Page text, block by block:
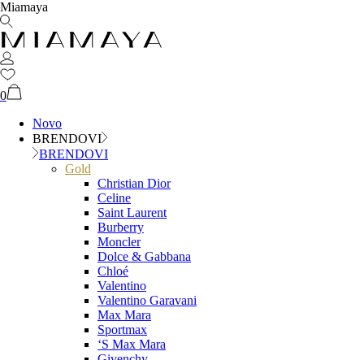
Miamaya
0
Novo
BRENDOVI
BRENDOVI
Gold
Christian Dior
Celine
Saint Laurent
Burberry
Moncler
Dolce & Gabbana
Chloé
Valentino
Valentino Garavani
Max Mara
Sportmax
‘S Max Mara